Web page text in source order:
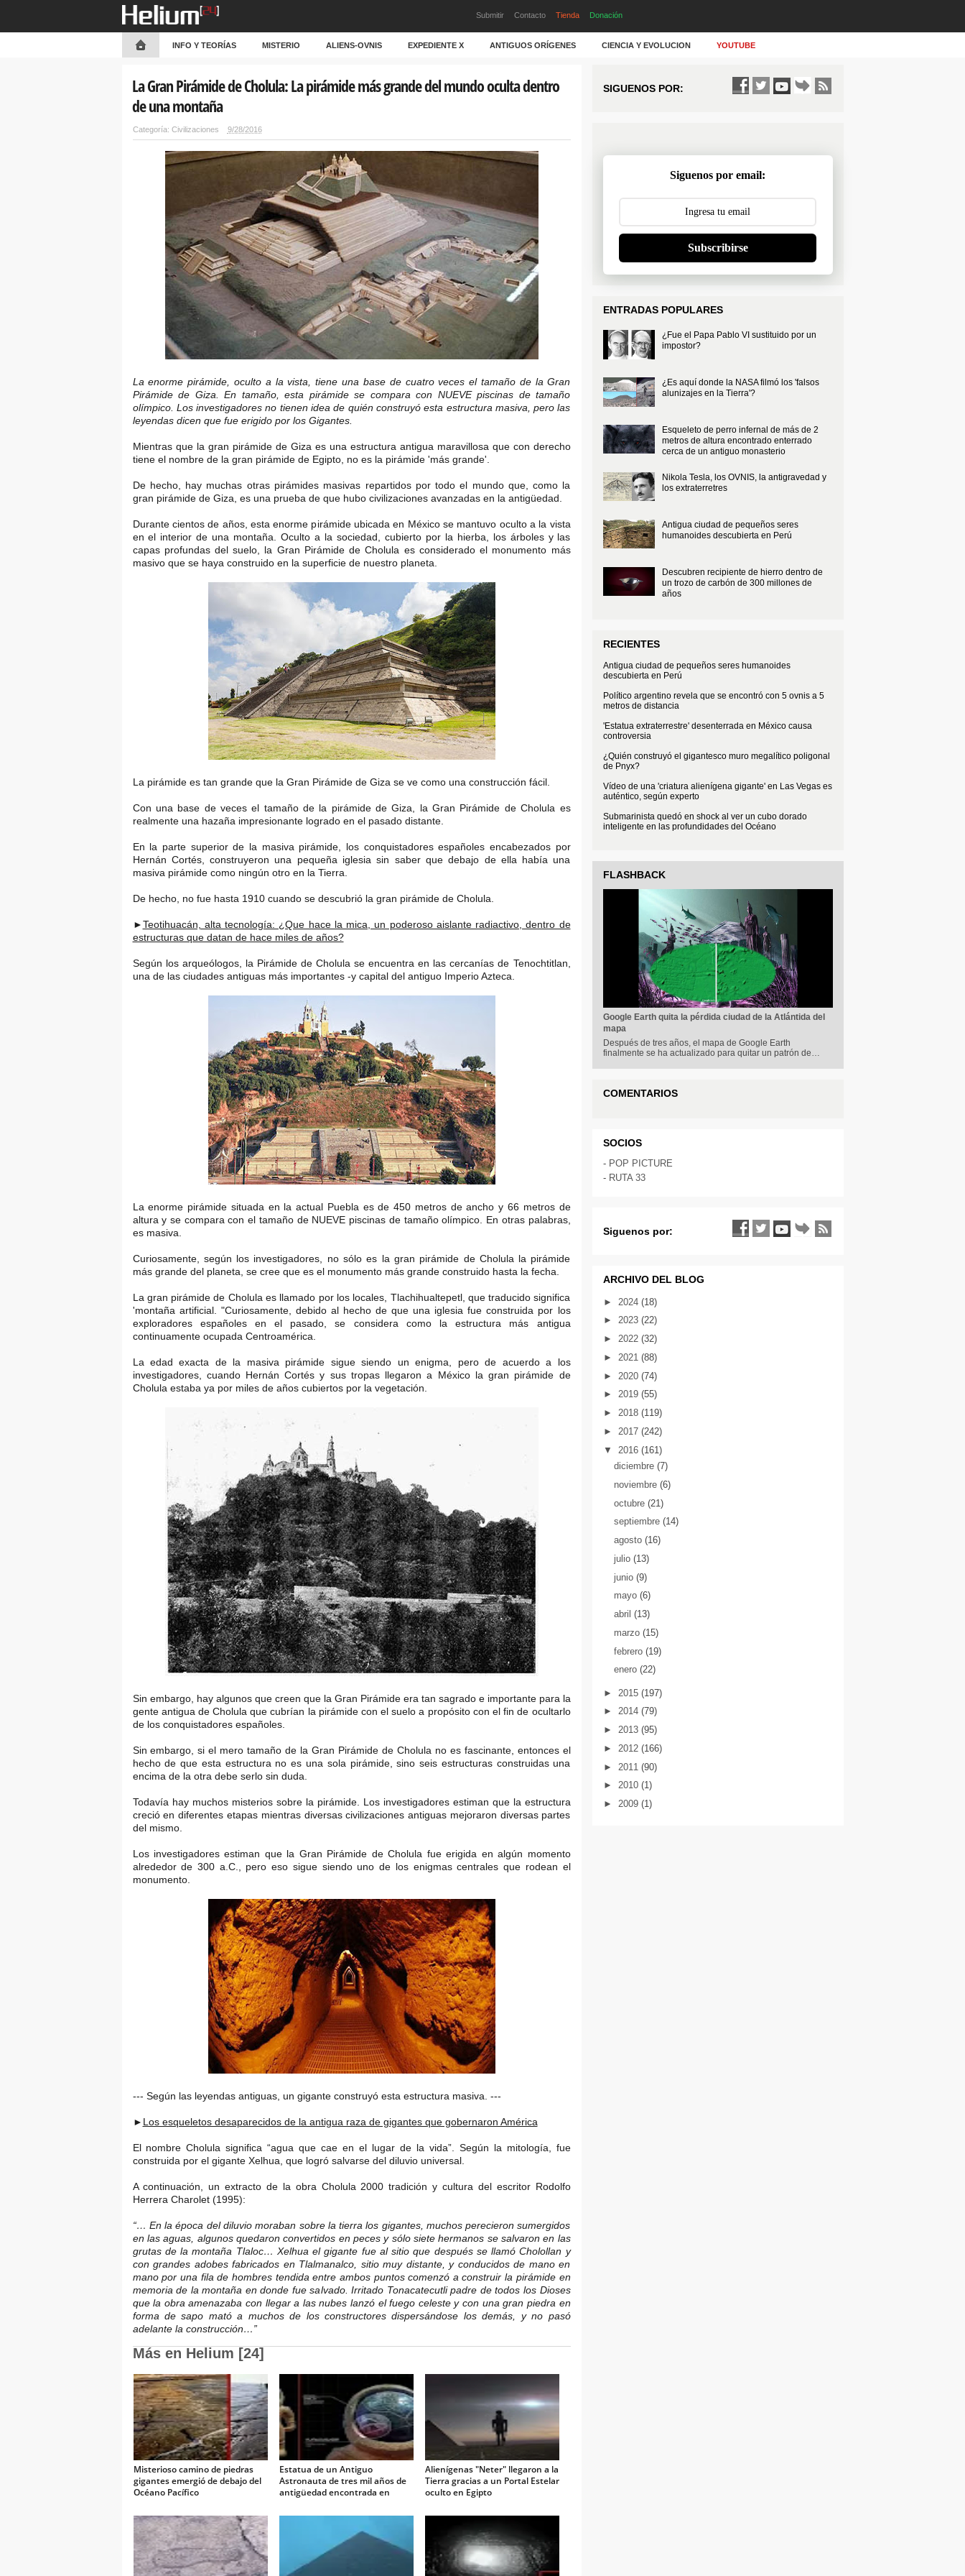
Submitir Contacto Tienda Donación
INFO Y TEORÍAS MISTERIO ALIENS-OVNIS EXPEDIENTE X ANTIGUOS ORÍGENES CIENCIA Y EVOLUCION YOUTUBE
La Gran Pirámide de Cholula: La pirámide más grande del mundo oculta dentro
de una montaña
Categoría: Civilizaciones 9/28/2016
La enorme pirámide, oculto a la vista, tiene una base de cuatro veces el tamaño de la Gran
Pirámide de Giza. En tamaño, esta pirámide se compara con NUEVE piscinas de tamaño
olímpico. Los investigadores no tienen idea de quién construyó esta estructura masiva, pero las
leyendas dicen que fue erigido por los Gigantes.
Mientras que la gran pirámide de Giza es una estructura antigua maravillosa que con derecho
tiene el nombre de la gran pirámide de Egipto, no es la pirámide 'más grande'.
De hecho, hay muchas otras pirámides masivas repartidos por todo el mundo que, como la
gran pirámide de Giza, es una prueba de que hubo civilizaciones avanzadas en la antigüedad.
Durante cientos de años, esta enorme pirámide ubicada en México se mantuvo oculto a la vista
en el interior de una montaña. Oculto a la sociedad, cubierto por la hierba, los árboles y las
capas profundas del suelo, la Gran Pirámide de Cholula es considerado el monumento más
masivo que se haya construido en la superficie de nuestro planeta.
La pirámide es tan grande que la Gran Pirámide de Giza se ve como una construcción fácil.
Con una base de veces el tamaño de la pirámide de Giza, la Gran Pirámide de Cholula es
realmente una hazaña impresionante logrado en el pasado distante.
En la parte superior de la masiva pirámide, los conquistadores españoles encabezados por
Hernán Cortés, construyeron una pequeña iglesia sin saber que debajo de ella había una
masiva pirámide como ningún otro en la Tierra.
De hecho, no fue hasta 1910 cuando se descubrió la gran pirámide de Cholula.
►Teotihuacán, alta tecnología: ¿Que hace la mica, un poderoso aislante radiactivo, dentro de
estructuras que datan de hace miles de años?
Según los arqueólogos, la Pirámide de Cholula se encuentra en las cercanías de Tenochtitlan,
una de las ciudades antiguas más importantes -y capital del antiguo Imperio Azteca.
La enorme pirámide situada en la actual Puebla es de 450 metros de ancho y 66 metros de
altura y se compara con el tamaño de NUEVE piscinas de tamaño olímpico. En otras palabras,
es masiva.
Curiosamente, según los investigadores, no sólo es la gran pirámide de Cholula la pirámide
más grande del planeta, se cree que es el monumento más grande construido hasta la fecha.
La gran pirámide de Cholula es llamado por los locales, Tlachihualtepetl, que traducido significa
'montaña artificial. "Curiosamente, debido al hecho de que una iglesia fue construida por los
exploradores españoles en el pasado, se considera como la estructura más antigua
continuamente ocupada Centroamérica.
La edad exacta de la masiva pirámide sigue siendo un enigma, pero de acuerdo a los
investigadores, cuando Hernán Cortés y sus tropas llegaron a México la gran pirámide de
Cholula estaba ya por miles de años cubiertos por la vegetación.
Sin embargo, hay algunos que creen que la Gran Pirámide era tan sagrado e importante para la
gente antigua de Cholula que cubrían la pirámide con el suelo a propósito con el fin de ocultarlo
de los conquistadores españoles.
Sin embargo, si el mero tamaño de la Gran Pirámide de Cholula no es fascinante, entonces el
hecho de que esta estructura no es una sola pirámide, sino seis estructuras construidas una
encima de la otra debe serlo sin duda.
Todavía hay muchos misterios sobre la pirámide. Los investigadores estiman que la estructura
creció en diferentes etapas mientras diversas civilizaciones antiguas mejoraron diversas partes
del mismo.
Los investigadores estiman que la Gran Pirámide de Cholula fue erigida en algún momento
alrededor de 300 a.C., pero eso sigue siendo uno de los enigmas centrales que rodean el
monumento.
--- Según las leyendas antiguas, un gigante construyó esta estructura masiva. ---
► Los esqueletos desaparecidos de la antigua raza de gigantes que gobernaron América
El nombre Cholula significa “agua que cae en el lugar de la vida”. Según la mitología, fue
construida por el gigante Xelhua, que logró salvarse del diluvio universal.
A continuación, un extracto de la obra Cholula 2000 tradición y cultura del escritor Rodolfo
Herrera Charolet (1995):
“… En la época del diluvio moraban sobre la tierra los gigantes, muchos perecieron sumergidos
en las aguas, algunos quedaron convertidos en peces y sólo siete hermanos se salvaron en las
grutas de la montaña Tlaloc… Xelhua el gigante fue al sitio que después se llamó Cholollan y
con grandes adobes fabricados en Tlalmanalco, sitio muy distante, y conducidos de mano en
mano por una fila de hombres tendida entre ambos puntos comenzó a construir la pirámide en
memoria de la montaña en donde fue salvado. Irritado Tonacatecutli padre de todos los Dioses
que la obra amenazaba con llegar a las nubes lanzó el fuego celeste y con una gran piedra en
forma de sapo mató a muchos de los constructores dispersándose los demás, y no pasó
adelante la construcción…”
Más en Helium [24]
Misterioso camino de piedras
gigantes emergió de debajo del
Océano Pacífico
Estatua de un Antiguo
Astronauta de tres mil años de
antigüedad encontrada en
Alienígenas "Neter" llegaron a la
Tierra gracias a un Portal Estelar
oculto en Egipto
SIGUENOS POR:
Siguenos por email:
Subscribirse
ENTRADAS POPULARES
¿Fue el Papa Pablo VI sustituido por un
impostor?
¿Es aquí donde la NASA filmó los 'falsos
alunizajes en la Tierra'?
Esqueleto de perro infernal de más de 2
metros de altura encontrado enterrado
cerca de un antiguo monasterio
Nikola Tesla, los OVNIS, la antigravedad y
los extraterretres
Antigua ciudad de pequeños seres
humanoides descubierta en Perú
Descubren recipiente de hierro dentro de
un trozo de carbón de 300 millones de
años
RECIENTES
Antigua ciudad de pequeños seres humanoides
descubierta en Perú
Político argentino revela que se encontró con 5 ovnis a 5
metros de distancia
'Estatua extraterrestre' desenterrada en México causa
controversia
¿Quién construyó el gigantesco muro megalítico poligonal
de Pnyx?
Vídeo de una 'criatura alienígena gigante' en Las Vegas es
auténtico, según experto
Submarinista quedó en shock al ver un cubo dorado
inteligente en las profundidades del Océano
FLASHBACK
Google Earth quita la pérdida ciudad de la Atlántida del
mapa
Después de tres años, el mapa de Google Earth
finalmente se ha actualizado para quitar un patrón de…
COMENTARIOS
SOCIOS
- POP PICTURE
- RUTA 33
Siguenos por:
ARCHIVO DEL BLOG
► 2024 (18)
► 2023 (22)
► 2022 (32)
► 2021 (88)
► 2020 (74)
► 2019 (55)
► 2018 (119)
► 2017 (242)
▼ 2016 (161)
diciembre(7)
noviembre(6)
octubre(21)
septiembre(14)
agosto(16)
julio(13)
junio(9)
mayo(6)
abril(13)
marzo(15)
febrero(19)
enero(22)
► 2015 (197)
► 2014 (79)
► 2013 (95)
► 2012 (166)
► 2011 (90)
► 2010 (1)
► 2009 (1)